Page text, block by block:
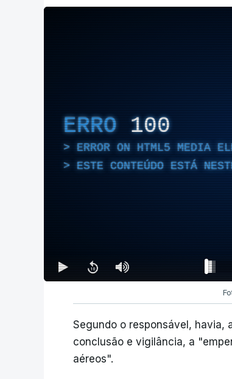
ERRO 100
ERROR ON HTML5 MEDIA
ESTE CONTEÚDO ESTÁ
Segundo o responsável, havia,
conclusão e vigilância, a
aéreos".